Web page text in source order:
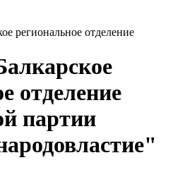
региональное отделение
отделение
партии